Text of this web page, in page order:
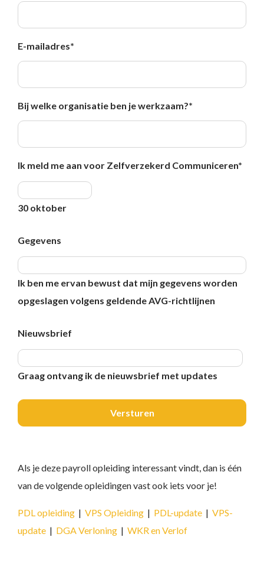
E-mailadres*
Bij welke organisatie ben je werkzaam?*
Ik meld me aan voor Zelfverzekerd Communiceren*
30 oktober
Gegevens
Ik ben me ervan bewust dat mijn gegevens worden
opgeslagen volgens geldende AVG-richtlijnen
Nieuwsbrief
Graag ontvang ik de nieuwsbrief met updates
Versturen
Als je deze payroll opleiding interessant vindt, dan is één
van de volgende opleidingen vast ook iets voor je!
PDL opleiding | VPS Opleiding | PDL-update | VPS-
update | DGA Verloning | WKR en Verlof